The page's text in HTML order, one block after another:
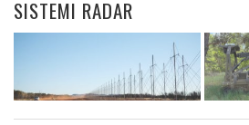
SISTEMI RADAR